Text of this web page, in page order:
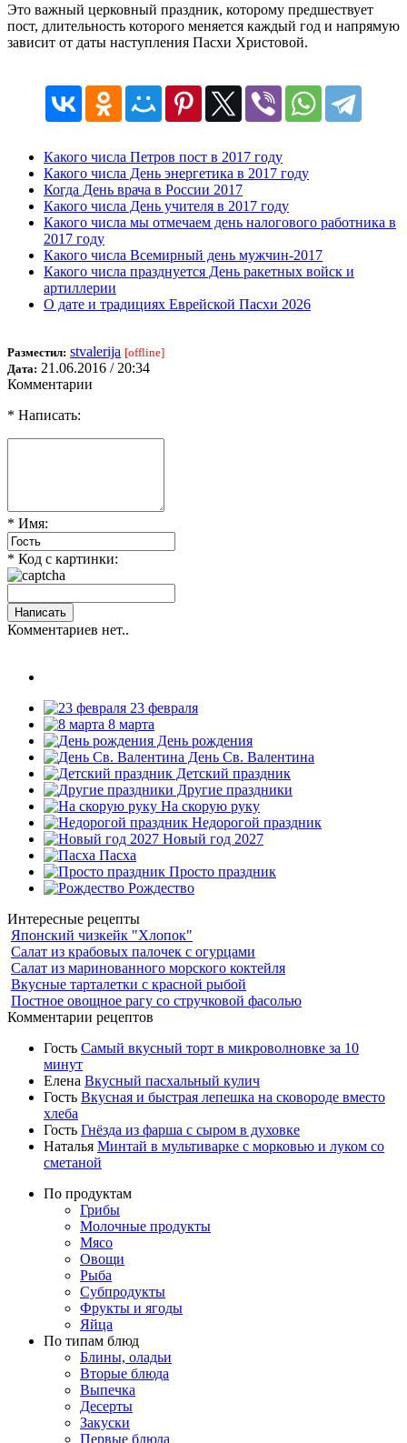
Это важный церковный праздник, которому предшествует
пост, длительность которого меняется каждый год и напрямую
зависит от даты наступления Пасхи Христовой.
Какого числа Петров пост в 2017 году
Какого числа День энергетика в 2017 году
Когда День врача в России 2017
Какого числа День учителя в 2017 году
Какого числа мы отмечаем день налогового работника в
2017 году
Какого числа Всемирный день мужчин-2017
Какого числа празднуется День ракетных войск и
артиллерии
О дате и традициях Еврейской Пасхи 2026
Разместил: stvalerija [offline]
Дата: 21.06.2016 / 20:34
Комментарии
* Написать:
* Имя:
* Код с картинки:
Комментариев нет..
23 февраля
8 марта
День рождения
День Св. Валентина
Детский праздник
Другие праздники
На скорую руку
Недорогой праздник
Новый год 2027
Пасха
Просто праздник
Рождество
Интересные рецепты
Японский чизкейк "Хлопок"
Салат из крабовых палочек с огурцами
Салат из маринованного морского коктейля
Вкусные тарталетки с красной рыбой
Постное овощное рагу со стручковой фасолью
Комментарии рецептов
Гость Самый вкусный торт в микроволновке за 10
минут
Елена Вкусный пасхальный кулич
Гость Вкусная и быстрая лепешка на сковороде вместо
хлеба
Гость Гнёзда из фарша с сыром в духовке
Наталья Минтай в мультиварке с морковью и луком со
сметаной
По продуктам
Грибы
Молочные продукты
Мясо
Овощи
Рыба
Субпродукты
Фрукты и ягоды
Яйца
По типам блюд
Блины, оладьи
Вторые блюда
Выпечка
Десерты
Закуски
Первые блюда